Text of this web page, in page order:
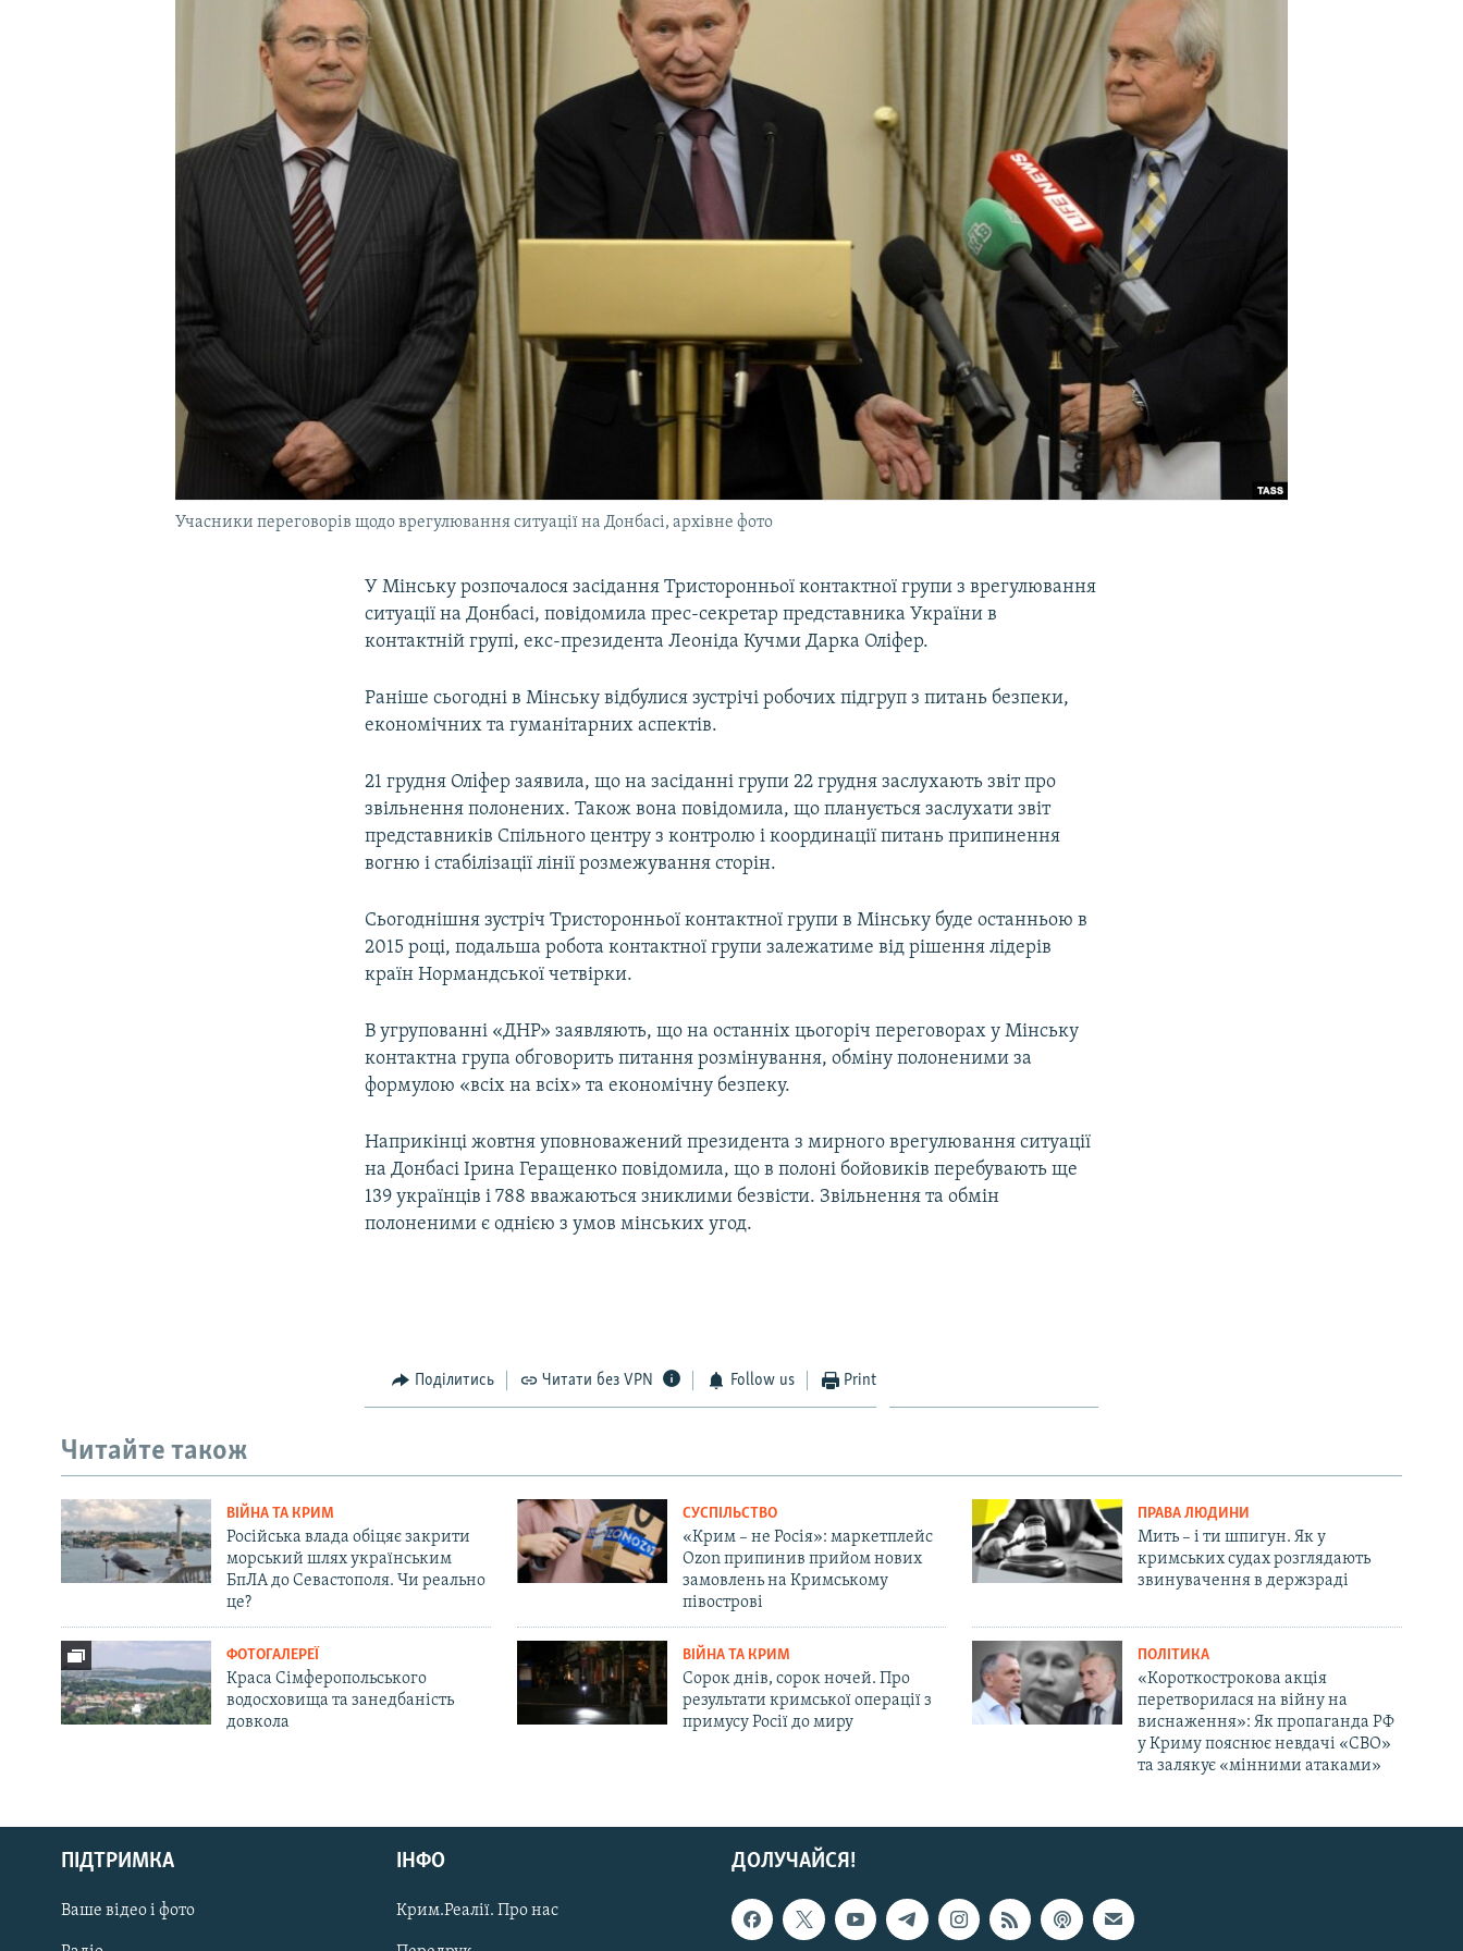
Русский
Qırımtatar
ДОЛУЧАЙСЯ!
Учасники переговорів щодо врегулювання ситуації на Донбасі, архівне фото
У Мінську розпочалося засідання Тристоронньої контактної групи з врегулювання
ситуації на Донбасі, повідомила прес-секретар представника України в
контактній групі, екс-президента Леоніда Кучми Дарка Оліфер.
Раніше сьогодні в Мінську відбулися зустрічі робочих підгруп з питань безпеки,
економічних та гуманітарних аспектів.
21 грудня Оліфер заявила, що на засіданні групи 22 грудня заслухають звіт про
звільнення полонених. Також вона повідомила, що планується заслухати звіт
представників Спільного центру з контролю і координації питань припинення
вогню і стабілізації лінії розмежування сторін.
Сьогоднішня зустріч Тристоронньої контактної групи в Мінську буде останньою в
2015 році, подальша робота контактної групи залежатиме від рішення лідерів
країн Нормандської четвірки.
В угрупованні «ДНР» заявляють, що на останніх цьогоріч переговорах у Мінську
контактна група обговорить питання розмінування, обміну полоненими за
формулою «всіх на всіх» та економічну безпеку.
Наприкінці жовтня уповноважений президента з мирного врегулювання ситуації
на Донбасі Ірина Геращенко повідомила, що в полоні бойовиків перебувають ще
139 українців і 788 вважаються зниклими безвісти. Звільнення та обмін
полоненими є однією з умов мінських угод.
Поділитись Читати без VPN Follow us Print
Читайте також
ВІЙНА ТА КРИМ
Російська влада обіцяє закрити
морський шлях українським
БпЛА до Севастополя. Чи реально
це?
СУСПІЛЬСТВО
«Крим – не Росія»: маркетплейс
Ozon припинив прийом нових
замовлень на Кримському
півострові
ПРАВА ЛЮДИНИ
Мить – і ти шпигун. Як у
кримських судах розглядають
звинувачення в держзраді
ФОТОГАЛЕРЕЇ
Краса Сімферопольського
водосховища та занедбаність
довкола
ВІЙНА ТА КРИМ
Сорок днів, сорок ночей. Про
результати кримської операції з
примусу Росії до миру
ПОЛІТИКА
«Короткострокова акція
перетворилася на війну на
виснаження»: Як пропаганда РФ
у Криму пояснює невдачі «СВО»
та залякує «мінними атаками»
ДОЛУЧАЙСЯ!
ПІДТРИМКА
Ваше відео і фото
ІНФО
Крим.Реалії. Про нас